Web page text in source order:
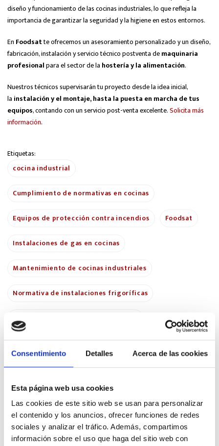
Consentimiento Detalles Acerca de las cookies
Esta página web usa cookies
Las cookies de este sitio web se usan para personalizar
el contenido y los anuncios, ofrecer funciones de redes
sociales y analizar el tráfico. Además, compartimos
información sobre el uso que haga del sitio web con
diseño y funcionamiento de las cocinas industriales, lo que refleja la
importancia de garantizar la seguridad y la higiene en estos entornos.
En Foodsatte ofrecemos un asesoramiento personalizado y un diseño,
fabricación, instalación y servicio técnico postventa demaquinaria
profesionalpara el sector de la hostería y la alimentación.
Nuestros técnicos supervisarán tu proyecto desde la idea inicial,
la instalación y el montaje, hasta la puesta en marcha de tus
equipos, contando con un servicio post-venta excelente.Solicita más
información.
Etiquetas:
cocina industrial
Cumplimiento de normativas en cocinas
Equipos de protección contra incendios Foodsat
Instalaciones de gas en cocinas
Mantenimiento de cocinas industriales
Normativa de instalaciones frigoríficas
Normativa para cocinas industriales
Normativas de extracción de humos
Normativas de seguridad laboral
Seguridad e higiene en cocinas industriales
Seguridad en el trabajo